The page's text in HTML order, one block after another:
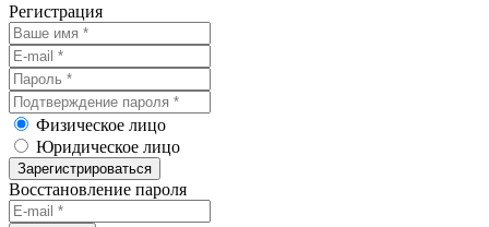
Регистрация
Физическое лицо
Юридическое лицо
Зарегистрироваться
Восстановление пароля